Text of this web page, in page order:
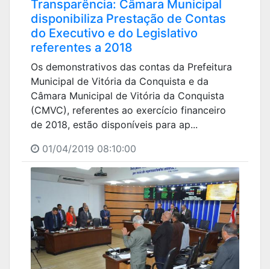
Transparência: Câmara Municipal
disponibiliza Prestação de Contas
do Executivo e do Legislativo
referentes a 2018
Os demonstrativos das contas da Prefeitura
Municipal de Vitória da Conquista e da
Câmara Municipal de Vitória da Conquista
(CMVC), referentes ao exercício financeiro
de 2018, estão disponíveis para ap...
01/04/2019 08:10:00